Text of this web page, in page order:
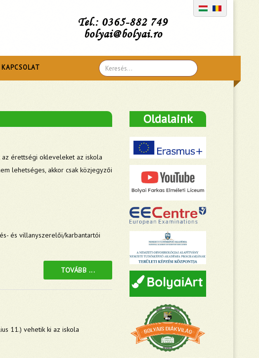
Tel.: 0365-882 749
bolyai@bolyai.ro
Search
...
KAPCSOLAT
érettségi okleveleket az iskola
lehetséges, akkor csak közjegyzői
és villanyszerelői/karbantartói
TOVÁBB ...
11.) vehetik ki az iskola
Oldalaink